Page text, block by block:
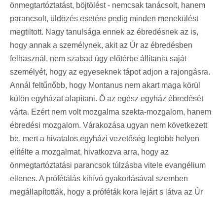
önmegtartóztatást, böjtölést - nemcsak tanácsolt, hanem
parancsolt, üldözés esetére pedig minden menekülést
megtiltott. Nagy tanulsága ennek az ébredésnek az is,
hogy annak a személynek, akit az Úr az ébredésben
felhasznál, nem szabad úgy előtérbe állítania saját
személyét, hogy az egyeseknek tápot adjon a rajongásra.
Annál feltűnőbb, hogy Montanus nem akart maga körül
külön egyházat alapítani. Ő az egész egyház ébredését
várta. Ezért nem volt mozgalma szekta-mozgalom, hanem
ébredési mozgalom. Várakozása ugyan nem következett
be, mert a hivatalos egyházi vezetőség legtöbb helyen
elítélte a mozgalmat, hivatkozva arra, hogy az
önmegtartóztatási parancsok túlzásba vitele evangélium
ellenes. A prófétálás kihívó gyakorlásával szemben
megállapították, hogy a próféták kora lejárt s látva az Úr